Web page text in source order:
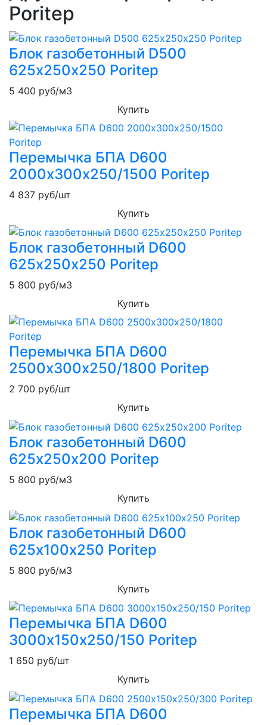
Poritep
Блок газобетонный D500
625х250х250 Poritep
5 400 руб/м3
Купить
Перемычка БПА D600
2000х300х250/1500 Poritep
4 837 руб/шт
Купить
Блок газобетонный D600
625х250х250 Poritep
5 800 руб/м3
Купить
Перемычка БПА D600
2500х300х250/1800 Poritep
2 700 руб/шт
Купить
Блок газобетонный D600
625х250х200 Poritep
5 800 руб/м3
Купить
Блок газобетонный D600
625х100х250 Poritep
5 800 руб/м3
Купить
Перемычка БПА D600
3000х150х250/150 Poritep
1 650 руб/шт
Купить
Перемычка БПА D600